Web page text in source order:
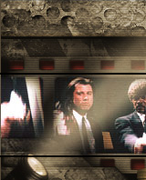
Hyppää pääsisältöön